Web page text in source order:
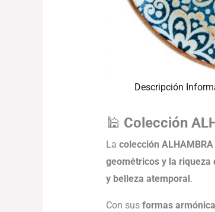
Descripción
🕌 Colección
La colección ALHAMBRA
geométricos y la
y belleza atemporal.
Con sus formas